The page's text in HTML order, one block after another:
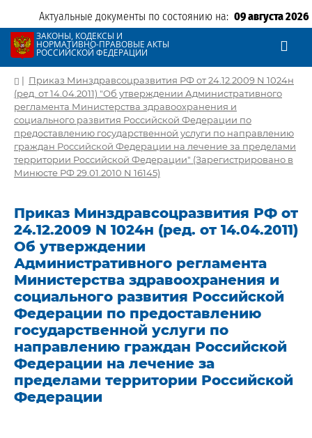
Актуальные документы по состоянию на: 09 августа 2026
ЗАКОНЫ, КОДЕКСЫ И
НОРМАТИВНО-ПРАВОВЫЕ АКТЫ
РОССИЙСКОЙ ФЕДЕРАЦИИ
| Приказ Минздравсоцразвития РФ от 24.12.2009 N 1024н
(ред. от 14.04.2011) "Об утверждении Административного
регламента Министерства здравоохранения и
социального развития Российской Федерации по
предоставлению государственной услуги по направлению
граждан Российской Федерации на лечение за пределами
территории Российской Федерации" (Зарегистрировано в
Минюсте РФ 29.01.2010 N 16145)
Приказ Минздравсоцразвития РФ от
24.12.2009 N 1024н (ред. от 14.04.2011)
Об утверждении
Административного регламента
Министерства здравоохранения и
социального развития Российской
Федерации по предоставлению
государственной услуги по
направлению граждан Российской
Федерации на лечение за
пределами территории Российской
Федерации